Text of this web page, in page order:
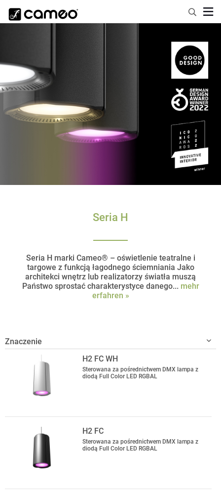
Seria H
Seria H marki Cameo® – oświetlenie teatralne i
targowe z funkcją łagodnego ściemniania Jako
architekci wnętrz lub realizatorzy światła muszą
Państwo sprostać charakterystyce danego... mehr
erfahren »
H2 FC WH
Sterowana za pośrednictwem DMX lampa z
diodą Full Color LED RGBAL
H2 FC
Sterowana za pośrednictwem DMX lampa z
diodą Full Color LED RGBAL